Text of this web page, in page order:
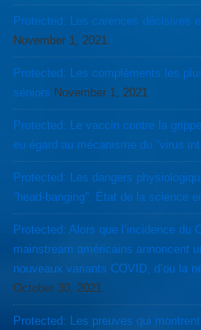
Protected: Les carences décisives
November 1, 2021
Protected: Les compléments les
séniors November 1, 2021
Protected: Le vaccin contre la
eu égard au mécanisme du “virus
Protected: Les dangers
“head-banging”. État de la science
Protected: Alors que l’incidence du
mainstream américains annoncent
nouveaux variants COVID, d’ou la
October 30, 2021
Protected: Les preuves qui